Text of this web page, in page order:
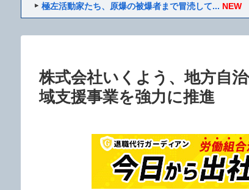
極左活動家たち、原爆の被爆者まで冒涜して... NEW
株式会社いくよう、地方自
域支援事業を強力に推進